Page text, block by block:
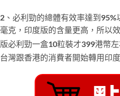
2、必利勁的總體有效率達到
毫克，印度版的含量更高，所以
版必利勁一盒10粒裝才399港幣
台灣跟香港的消費者開始轉用印